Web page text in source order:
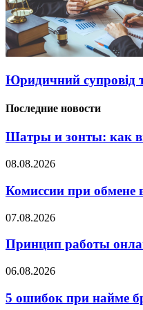
Юридичний супровід
Последние новости
Шатры и зонты: как
08.08.2026
Комиссии при обмене
07.08.2026
Принцип работы
06.08.2026
5 ошибок при найме